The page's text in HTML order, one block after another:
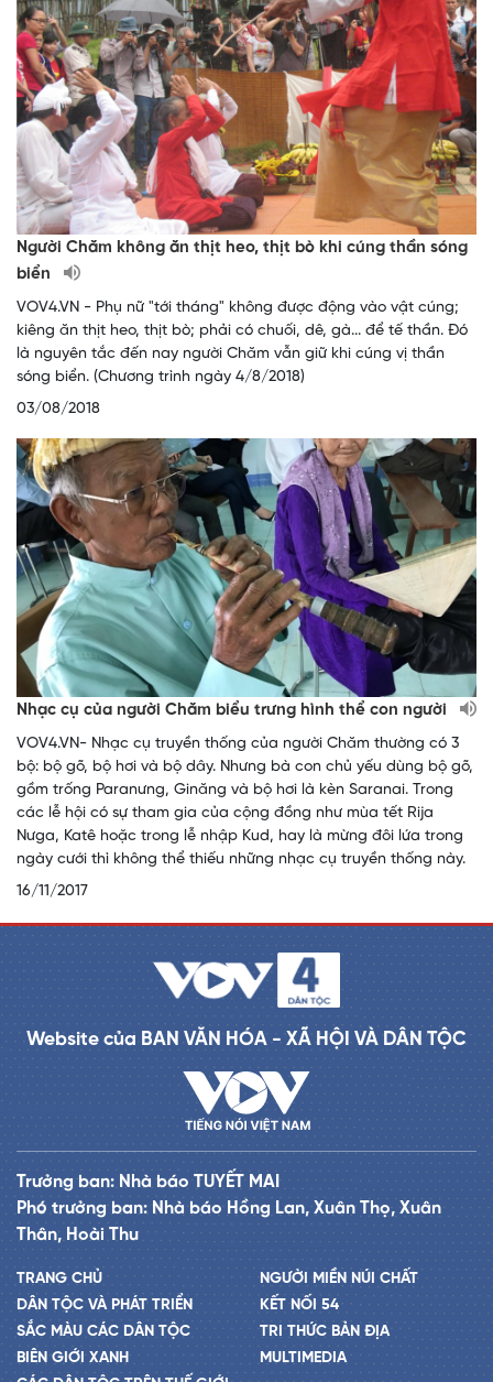
Người Chăm không ăn thịt heo, thịt bò khi cúng thần sóng
biển
VOV4.VN - Phụ nữ "tới tháng" không được động vào vật cúng;
kiêng ăn thịt heo, thịt bò; phải có chuối, dê, gà... để tế thần. Đó
là nguyên tắc đến nay người Chăm vẫn giữ khi cúng vị thần
sóng biển. (Chương trình ngày 4/8/2018)
03/08/2018
Nhạc cụ của người Chăm biểu trưng hình thể con người
VOV4.VN- Nhạc cụ truyền thống của người Chăm thường có 3
bộ: bộ gõ, bộ hơi và bộ dây. Nhưng bà con chủ yếu dùng bộ gõ,
gồm trống Paranưng, Ginăng và bộ hơi là kèn Saranai. Trong
các lễ hội có sự tham gia của cộng đồng như mùa tết Rija
Nưga, Katê hoặc trong lễ nhập Kud, hay là mừng đôi lứa trong
ngày cưới thì không thể thiếu những nhạc cụ truyền thống này.
16/11/2017
Website của BAN VĂN HÓA - XÃ HỘI VÀ DÂN TỘC
Trưởng ban: Nhà báo TUYẾT MAI
Phó trưởng ban: Nhà báo Hồng Lan, Xuân Thọ, Xuân
Thân, Hoài Thu
TRANG CHỦ
DÂN TỘC VÀ PHÁT TRIỂN
SẮC MÀU CÁC DÂN TỘC
BIÊN GIỚI XANH
NGƯỜI MIỀN NÚI CHẤT
KẾT NỐI 54
TRI THỨC BẢN ĐỊA
MULTIMEDIA